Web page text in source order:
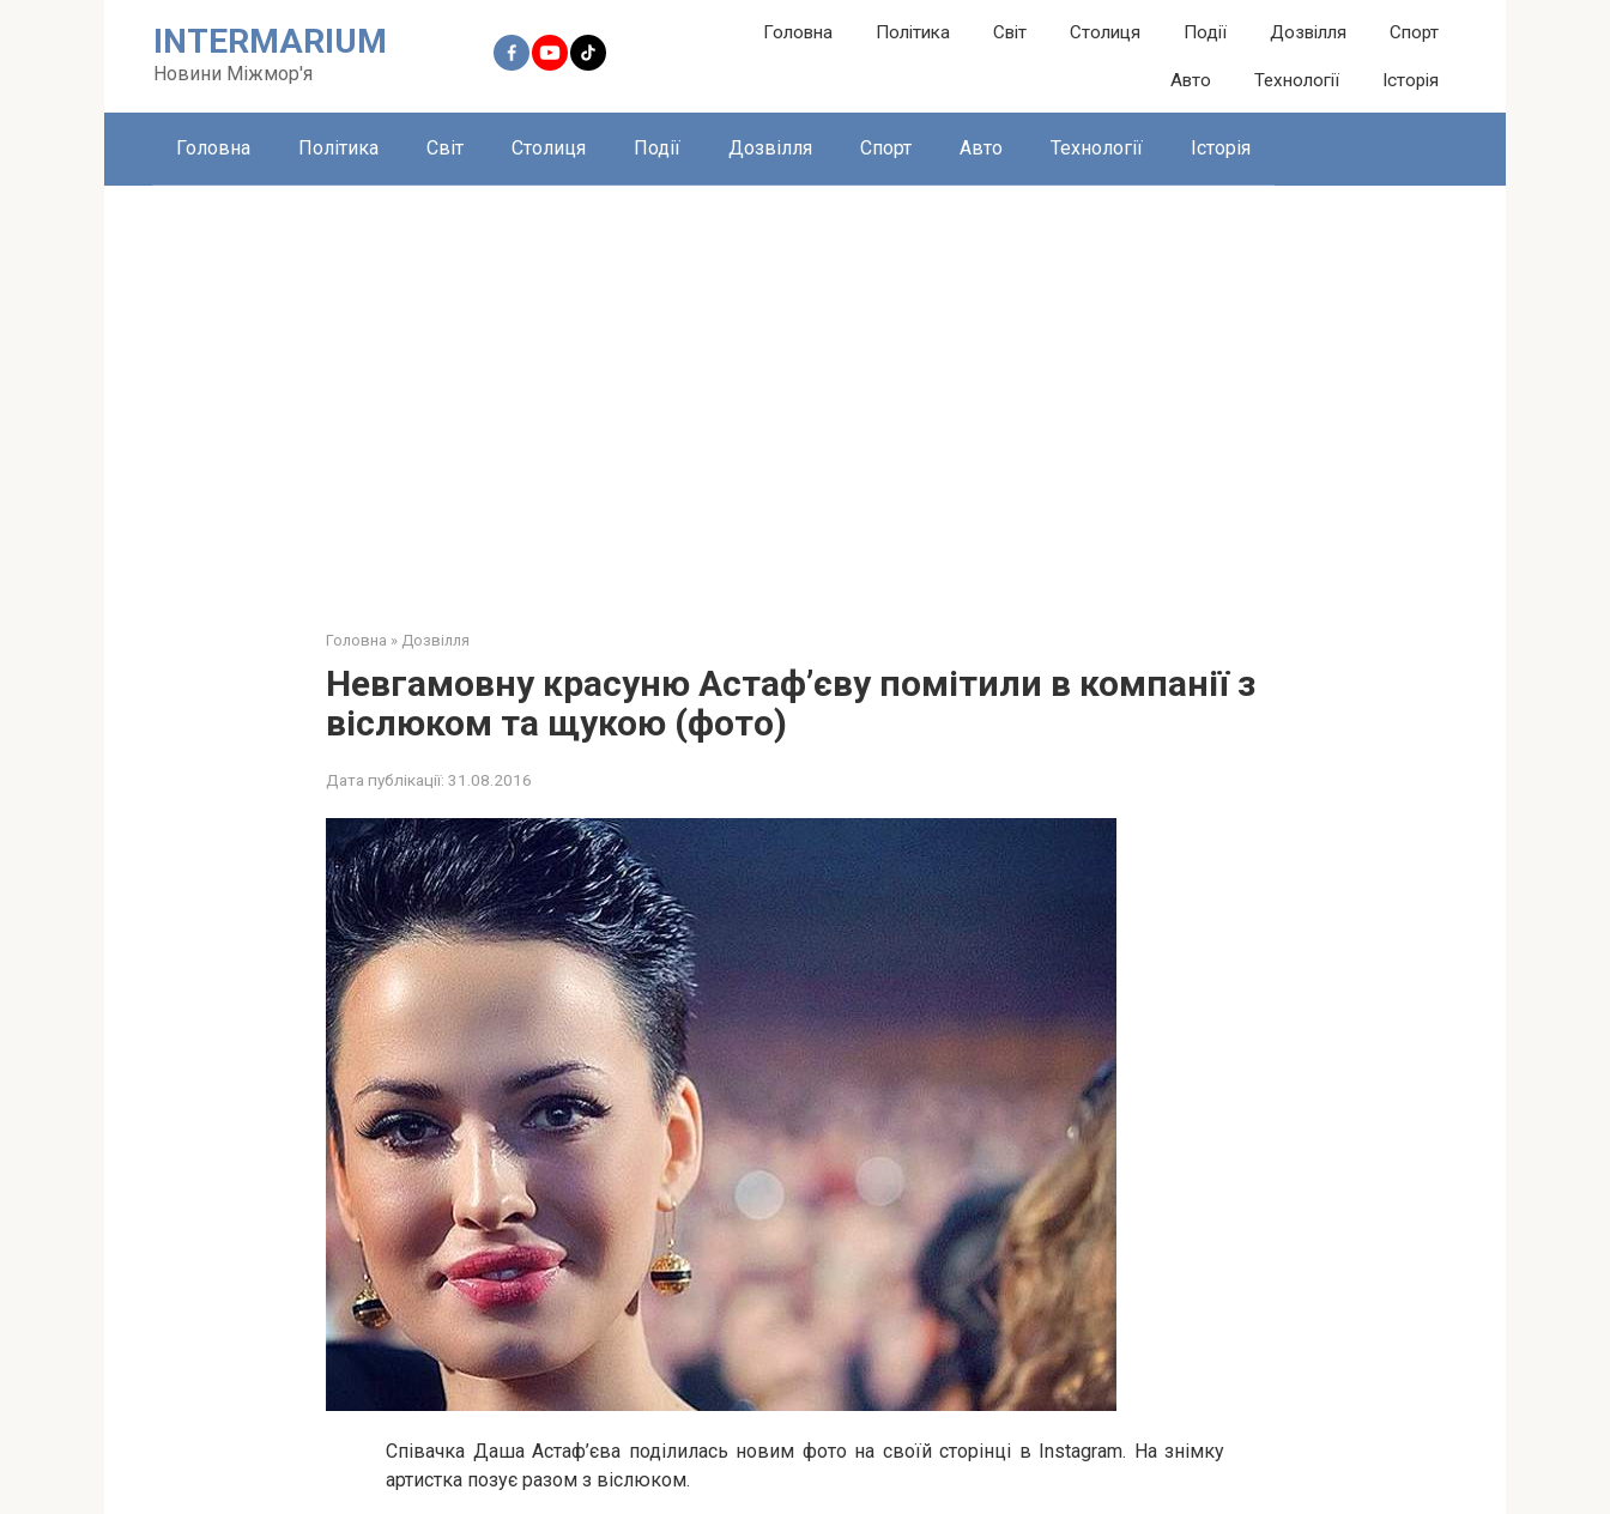
INTERMARIUM
Новини Міжмор'я
Головна Політика Світ Столиця Події Дозвілля Спорт
Авто Технології Історія
Головна Політика Світ Столиця Події Дозвілля Спорт Авто Технології Історія
Головна » Дозвілля
Невгамовну красуню Астаф’єву помітили в компанії з
віслюком та щукою (фото)
Дата публікації: 31.08.2016
Співачка Даша Астаф’єва поділилась новим фото на своїй сторінці в Instagram. На знімку
артистка позує разом з віслюком.